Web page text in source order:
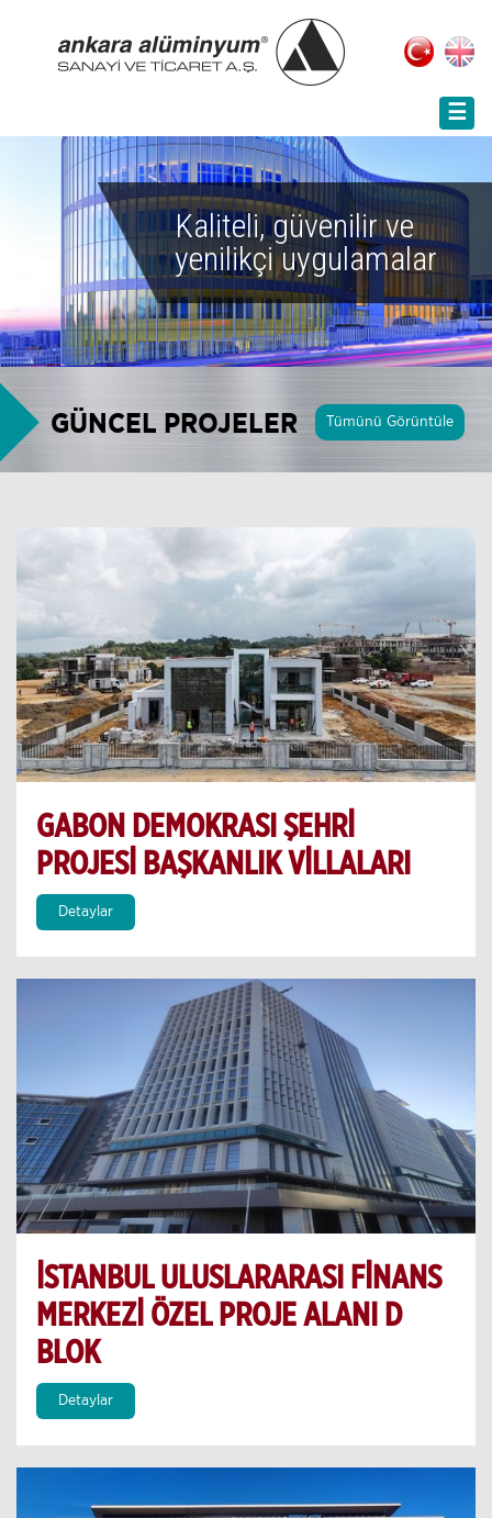
☰
Kaliteli, güvenilir ve
yenilikçi uygulamalar
GÜNCEL PROJELER Tümünü Görüntüle
GABON DEMOKRASI ŞEHRİ
PROJESİ BAŞKANLIK VİLLALARI
Detaylar
İSTANBUL ULUSLARARASI FİNANS
MERKEZİ ÖZEL PROJE ALANI D
BLOK
Detaylar